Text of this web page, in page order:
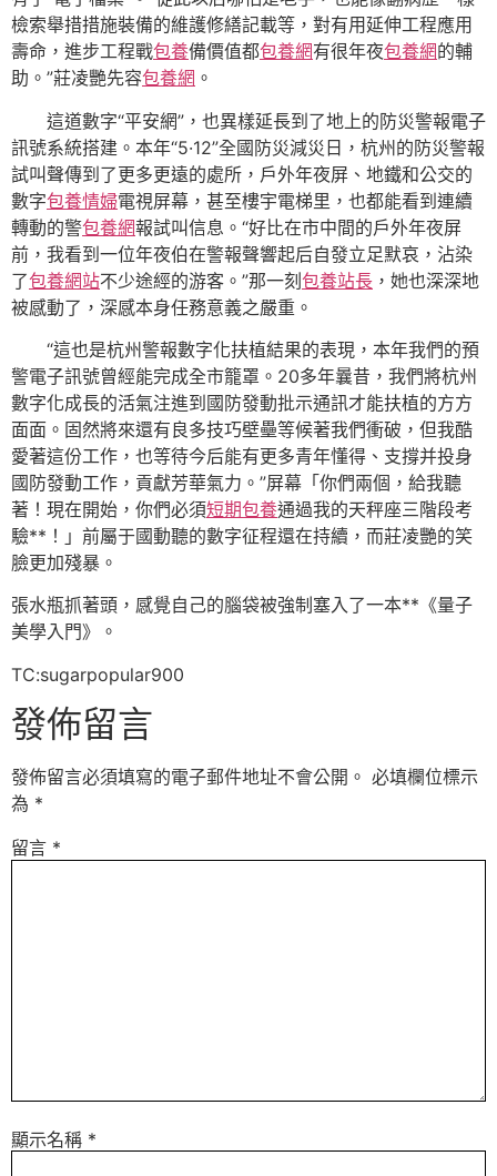
檢索舉措措施裝備的維護修繕記載等，對有用延伸工程應用
壽命，進步工程戰包養備價值都包養網有很年夜包養網的輔
助。”莊凌艷先容包養網 。
這道數字“平安網”，也異樣延長到了地上的防災警報電子
訊號系統搭建。本年“5·12”全國防災減災日，杭州的防災警報
試叫聲傳到了更多更遠的處所，戶外年夜屏、地鐵和公交的
數字包養情婦電視屏幕，甚至樓宇電梯里，也都能看到連續
轉動的警包養網報試叫信息。“好比在市中間的戶外年夜屏
前，我看到一位年夜伯在警報聲響起后自發立足默哀，沾染
了包養網站不少途經的游客。”那一刻包養站長 ，她也深深地
被感動了，深感本身任務意義之嚴重。
“這也是杭州警報數字化扶植結果的表現，本年我們的預
警電子訊號曾經能完成全市籠罩。20多年曩昔，我們將杭州
數字化成長的活氣注進到國防發動批示通訊才能扶植的方方
面面。固然將來還有良多技巧壁壘等候著我們衝破，但我酷
愛著這份工作，也等待今后能有更多青年懂得、支撐并投身
國防發動工作，貢獻芳華氣力。”屏幕「你們兩個，給我聽
著！現在開始，你們必須短期包養通過我的天秤座三階段考
驗**！」前屬于國動聽的數字征程還在持續，而莊凌艷的笑
臉更加殘暴。
張水瓶抓著頭，感覺自己的腦袋被強制塞入了一本**《量子
美學入門》。
TC:sugarpopular900
發佈留言
發佈留言必須填寫的電子郵件地址不會公開。 必填欄位標示
為 *
留言 *
顯示名稱 *